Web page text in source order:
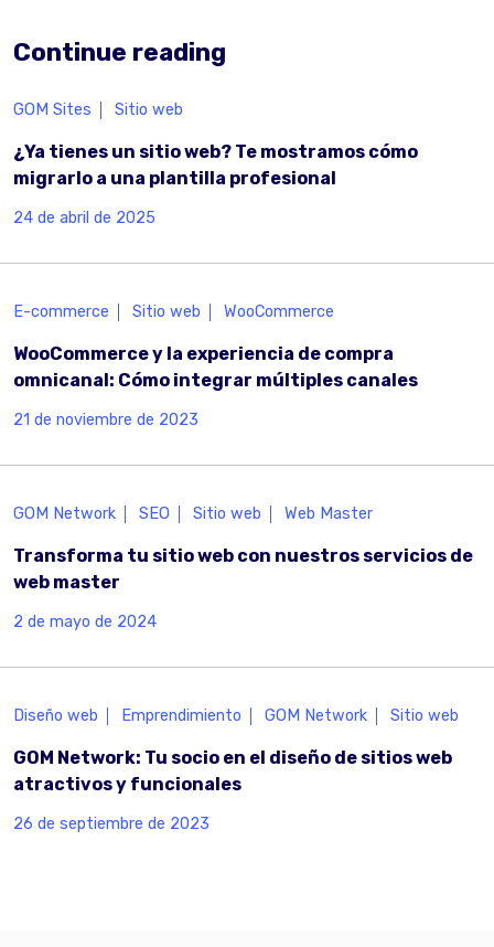
Continue reading
GOM Sites Sitio web
¿Ya tienes un sitio web? Te mostramos cómo
migrarlo a una plantilla profesional
24 de abril de 2025
E-commerce Sitio web WooCommerce
WooCommerce y la experiencia de compra
omnicanal: Cómo integrar múltiples canales
21 de noviembre de 2023
GOM Network SEO Sitio web Web Master
Transforma tu sitio web con nuestros servicios de
web master
2 de mayo de 2024
Diseño web Emprendimiento GOM Network Sitio web
GOM Network: Tu socio en el diseño de sitios web
atractivos y funcionales
26 de septiembre de 2023